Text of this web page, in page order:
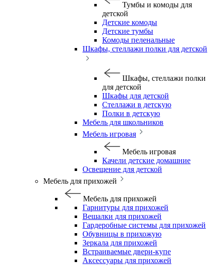
Тумбы и комоды для
детской
Детские комоды
Детские тумбы
Комоды пеленальные
Шкафы, стеллажи полки для детской
Шкафы, стеллажи полки
для детской
Шкафы для детской
Стеллажи в детскую
Полки в детскую
Мебель для школьников
Мебель игровая
Мебель игровая
Качели детские домашние
Освещение для детской
Мебель для прихожей
Мебель для прихожей
Гарнитуры для прихожей
Вешалки для прихожей
Гардеробные системы для прихожей
Обувницы в прихожую
Зеркала для прихожей
Встраиваемые двери-купе
Аксессуары для прихожей